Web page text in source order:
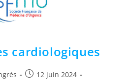
cardiologiques
12 juin 2024